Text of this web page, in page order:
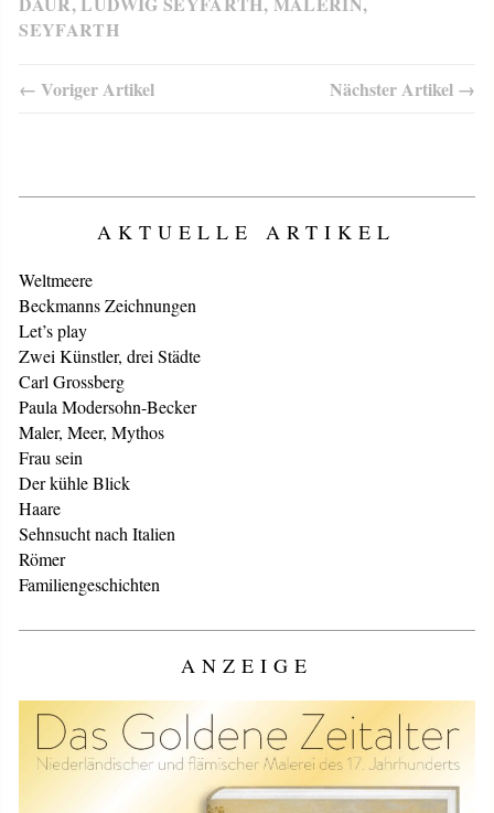
SEYFARTH
← Voriger Artikel Nächster Artikel →
AKTUELLE ARTIKEL
Weltmeere
Beckmanns Zeichnungen
Let’s play
Zwei Künstler, drei Städte
Carl Grossberg
Paula Modersohn-Becker
Maler, Meer, Mythos
Frau sein
Der kühle Blick
Haare
Sehnsucht nach Italien
Römer
Familiengeschichten
ANZEIGE